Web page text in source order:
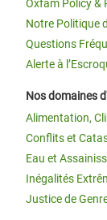
Oxfam Policy &
Notre Politique
Questions
Alerte à
Nos domaines
Alimentation,
Conflits et
Eau et
Inégalités
Justice de